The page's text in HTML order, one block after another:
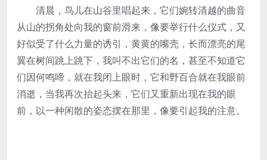
清晨，鸟儿在山谷里唱起来，它们婉转清越的曲音
从山的拐角处向我的窗前滑来，像要举行什么仪式，又
好似受了什么力量的诱引，黄黄的嘴壳，长而漂亮的尾
翼在树间跳上跳下，我叫不出它们的名，甚至不知道它
们因何鸣啼，就在我闭上眼时，它和野百合就在我眼前
消逝，当我再次抬起头来，它们又重新出现在我的眼
前，以一种闲散的姿态摆在那里，像要引起我的注意。